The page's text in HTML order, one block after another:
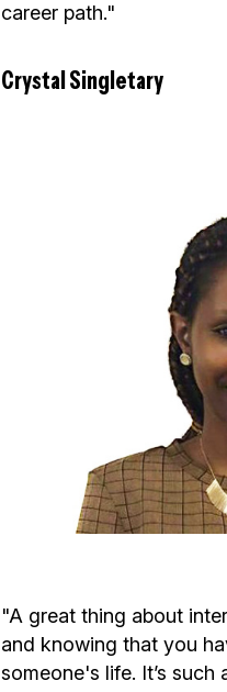
career path."
Crystal Singletary
"A great thing about
and knowing that you
someone's life. It’s such